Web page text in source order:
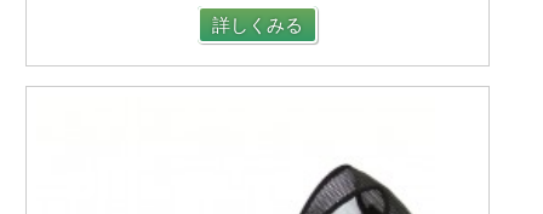
詳しくみる